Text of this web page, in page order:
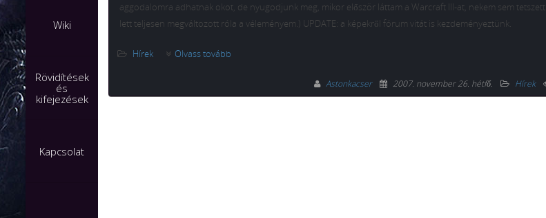
Wiki
Rövidítések
és
kifejezések
Kapcsolat
aggodalomra adhatnak okot, de nyugodjunk meg, mikor először láttam a Warcraft III-at, nekem sem tetszett
lett teljesen megváltozott róla a véleményem.) UPDATE: a képekről fórum vitát is kezdeményeztünk.
Hírek Olvass tovább
Astonkacser 2007. november 26. hétfő. Hírek